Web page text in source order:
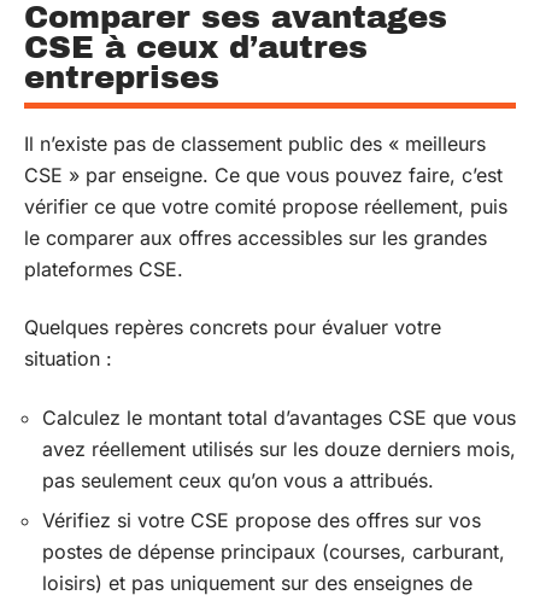
Comparer ses avantages
CSE à ceux d’autres
entreprises
Il n’existe pas de classement public des « meilleurs
CSE » par enseigne. Ce que vous pouvez faire, c’est
vérifier ce que votre comité propose réellement, puis
le comparer aux offres accessibles sur les grandes
plateformes CSE.
Quelques repères concrets pour évaluer votre
situation :
Calculez le montant total d’avantages CSE que vous
avez réellement utilisés sur les douze derniers mois,
pas seulement ceux qu’on vous a attribués.
Vérifiez si votre CSE propose des offres sur vos
postes de dépense principaux (courses, carburant,
loisirs) et pas uniquement sur des enseignes de